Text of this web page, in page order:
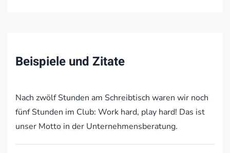
Beispiele und Zitate
Nach zwölf Stunden am Schreibtisch waren wir noch
fünf Stunden im Club: Work hard, play hard! Das ist
unser Motto in der Unternehmensberatung.